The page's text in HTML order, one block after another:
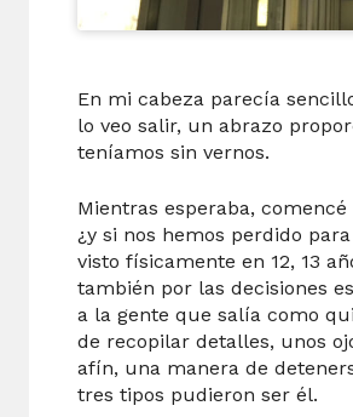
En mi cabeza parecía
lo veo salir, un abrazo
teníamos sin vernos.
Mientras esperaba,
¿y si nos hemos perdido
visto físicamente en 12, 13
también por las decisiones
a la gente que salía como
de recopilar detalles, unos
afín, una manera de
tres tipos pudieron ser él.